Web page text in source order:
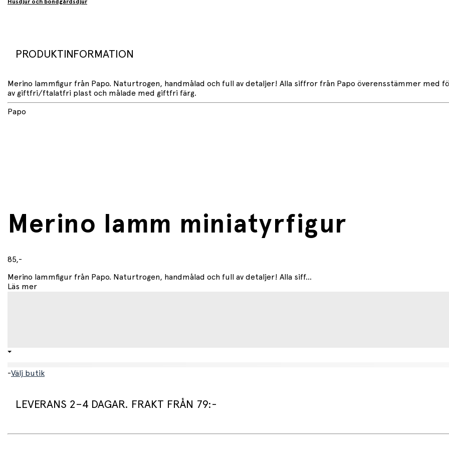
Husdjur och bondgårdsdjur
PRODUKTINFORMATION
Merino lammfigur från Papo. Naturtrogen, handmålad och full av detaljer! Alla siffror från Papo överensstämmer med
av giftfri/ftalatfri plast och målade med giftfri färg.
Papo
Merino lamm miniatyrfigur
85,-
Merino lammfigur från Papo. Naturtrogen, handmålad och full av detaljer! Alla siff...
Läs mer
-Välj butik
LEVERANS 2–4 DAGAR. FRAKT FRÅN 79:-